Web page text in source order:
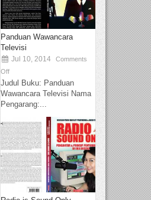
Panduan Wawancara
Televisi
Jul 10, 2014
Comments
Off
Judul Buku: Panduan
Wawancara Televisi Nama
Pengarang:...